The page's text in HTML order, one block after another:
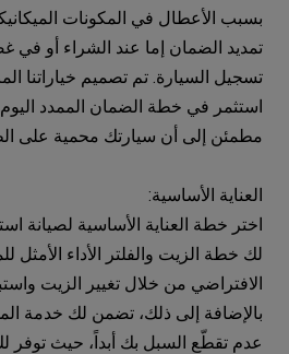
بسبب الأعطال في المكونات
تسجيل السيارة. تم تصميم خياراتنا
استثمر في خطة الضمان الممدد
مطمئن إلى أن سيارتك محمية على
العناية الأساسية:
اختر خطة العناية الأساسية لصيانة
لك خطة الزيت والفلتر الأداء الأمثل
الافتراضي من خلال تغيير الزيت
بالإضافة إلى ذلك، تضمن لك خدمة
عدم تقطّع السبل بك أبداً، حيث توفر